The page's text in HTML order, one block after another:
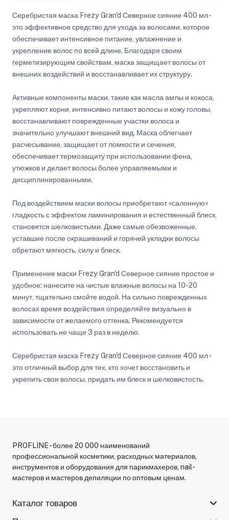
Серебристая маска Frezy Gran'd Северное сияние 400 мл -
это эффективное средство для ухода за волосами, которое
обеспечивает интенсивное питание, увлажнение и
укрепление волос по всей длине. Благодаря своим
герметизирующим свойствам, маска защищает волосы от
внешних воздействий и восстанавливает их структуру.
Активные компоненты маски, такие как масла амлы и кокоса,
укрепляют корни, интенсивно питают волосы и кожу головы,
восстанавливают поврежденные участки волоса и
значительно улучшают внешний вид. Маска облегчает
расчесывание, защищает от ломкости и сечения,
обеспечивает термозащиту при использовании фена,
утюжков и делает волосы более управляемыми и
дисциплинированными.
Под воздействием маски волосы приобретают «салонную»
гладкость с эффектом ламинирования и естественный блеск,
становятся шелковистыми. Даже самые обезвоженные,
уставшие после окрашиваний и горячей укладки волосы
обретают мягкость, силу и блеск.
Применение маски Frezy Gran'd Северное сияние простое и
удобное: нанесите на чистые влажные волосы на 10-20
минут, тщательно смойте водой. На сильно поврежденных
волосах время воздействия определяйте визуально в
зависимости от желаемого оттенка. Рекомендуется
использовать не чаще 3 раз в неделю.
Серебристая маска Frezy Gran'd Северное сияние 400 мл -
это отличный выбор для тех, кто хочет восстановить и
укрепить свои волосы, придать им блеск и шелковистость.
PROFLINE - более 20 000 наименований
профессиональной косметики, расходных материалов,
инструментов и оборудования для парикмахеров, nail-
мастеров и мастеров депиляции по оптовым ценам.
Каталог товаров